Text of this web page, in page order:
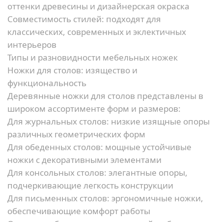
оттенки древесины и дизайнерская окраска
Совместимость стилей: подходят для
классических, современных и эклектичных
интерьеров
Типы и разновидности мебельных ножек
Ножки для столов: изящество и
функциональность
Деревянные ножки для столов представлены в
широком ассортименте форм и размеров:
Для журнальных столов: низкие изящные опоры
различных геометрических форм
Для обеденных столов: мощные устойчивые
ножки с декоративными элементами
Для консольных столов: элегантные опоры,
подчеркивающие легкость конструкции
Для письменных столов: эргономичные ножки,
обеспечивающие комфорт работы